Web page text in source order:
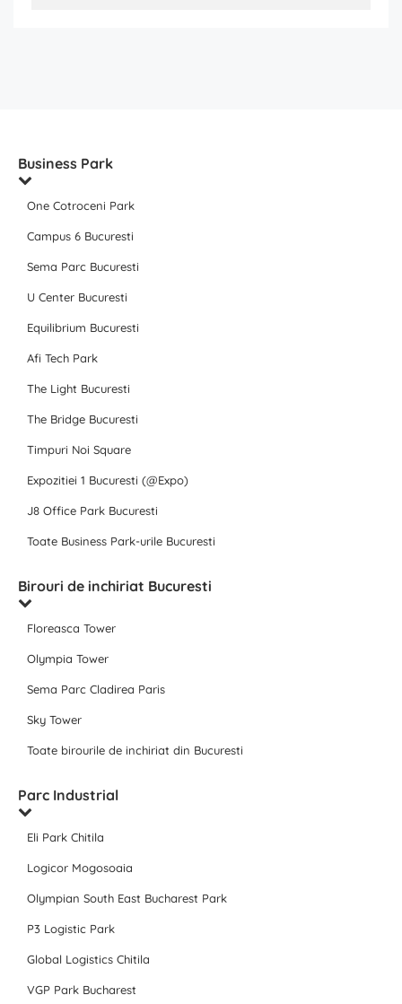
Business Park
One Cotroceni Park
Campus 6 Bucuresti
Sema Parc Bucuresti
U Center Bucuresti
Equilibrium Bucuresti
Afi Tech Park
The Light Bucuresti
The Bridge Bucuresti
Timpuri Noi Square
Expozitiei 1 Bucuresti (@Expo)
J8 Office Park Bucuresti
Toate Business Park-urile Bucuresti
Birouri de inchiriat Bucuresti
Floreasca Tower
Olympia Tower
Sema Parc Cladirea Paris
Sky Tower
Toate birourile de inchiriat din Bucuresti
Parc Industrial
Eli Park Chitila
Logicor Mogosoaia
Olympian South East Bucharest Park
P3 Logistic Park
Global Logistics Chitila
VGP Park Bucharest